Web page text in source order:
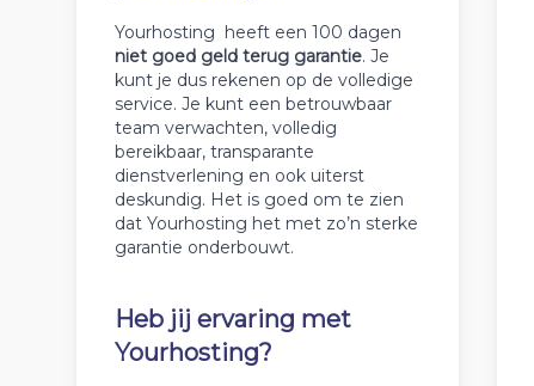
Yourhosting heeft een 100 dagen
niet goed geld terug garantie. Je
kunt je dus rekenen op de volledige
service. Je kunt een betrouwbaar
team verwachten, volledig
bereikbaar, transparante
dienstverlening en ook uiterst
deskundig. Het is goed om te zien
dat Yourhosting het met zo’n sterke
garantie onderbouwt.
Heb jij ervaring met
Yourhosting?